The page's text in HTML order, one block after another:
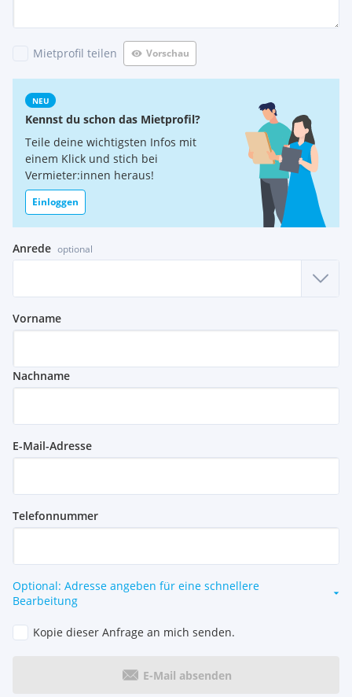
Mietprofil teilen Vorschau
NEU
Kennst du schon das Mietprofil?
Teile deine wichtigsten Infos mit
einem Klick und stich bei
Vermieter:innen heraus!
Einloggen
Anrede optional
Vorname
Nachname
E-Mail-Adresse
Telefonnummer
Optional: Adresse angeben für eine schnellere
Bearbeitung
Kopie dieser Anfrage an mich senden.
E-Mail absenden